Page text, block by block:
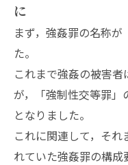
に
まず，強姦罪の名称
た。
これまで強姦の被害
が，「強制性交等罪」
となりました。
これに関連して，そ
れていた強姦罪の構